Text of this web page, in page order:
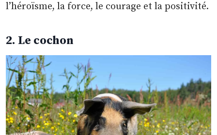
l’héroïsme, la force, le courage et la positivité.
2. Le cochon